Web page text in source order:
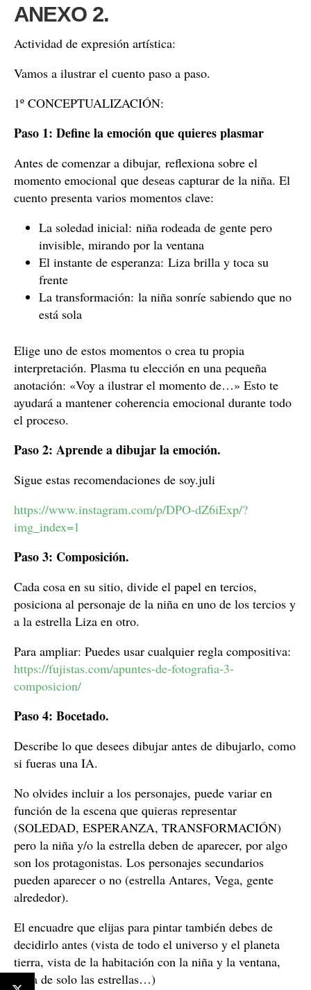
ANEXO 2.
Actividad de expresión artística:
Vamos a ilustrar el cuento paso a paso.
1º CONCEPTUALIZACIÓN:
Paso 1: Define la emoción que quieres plasmar
Antes de comenzar a dibujar, reflexiona sobre el
momento emocional que deseas capturar de la niña. El
cuento presenta varios momentos clave:
La soledad inicial: niña rodeada de gente pero
invisible, mirando por la ventana
El instante de esperanza: Liza brilla y toca su
frente
La transformación: la niña sonríe sabiendo que no
está sola
Elige uno de estos momentos o crea tu propia
interpretación. Plasma tu elección en una pequeña
anotación: «Voy a ilustrar el momento de…» Esto te
ayudará a mantener coherencia emocional durante todo
el proceso.
Paso 2: Aprende a dibujar la emoción.
Sigue estas recomendaciones de soy.juli
https://www.instagram.com/p/DPO-dZ6iExp/?
img_index=1
Paso 3: Composición.
Cada cosa en su sitio, divide el papel en tercios,
posiciona al personaje de la niña en uno de los tercios y
a la estrella Liza en otro.
Para ampliar: Puedes usar cualquier regla compositiva:
https://fujistas.com/apuntes-de-fotografia-3-
composicion/
Paso 4: Bocetado.
Describe lo que desees dibujar antes de dibujarlo, como
si fueras una IA.
No olvides incluir a los personajes, puede variar en
función de la escena que quieras representar
(SOLEDAD, ESPERANZA, TRANSFORMACIÓN)
pero la niña y/o la estrella deben de aparecer, por algo
son los protagonistas. Los personajes secundarios
pueden aparecer o no (estrella Antares, Vega, gente
alrededor).
El encuadre que elijas para pintar también debes de
decidirlo antes (vista de todo el universo y el planeta
tierra, vista de la habitación con la niña y la ventana,
vista de solo las estrellas…)